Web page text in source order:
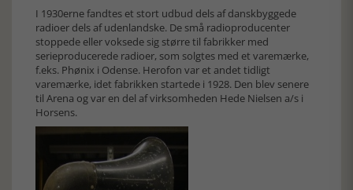
I 1930erne fandtes et stort udbud dels af danskbyggede
radioer dels af udenlandske. De små radioproducenter
stoppede eller voksede sig større til fabrikker med
serieproducerede radioer, som solgtes med et varemærke,
f.eks. Phønix i Odense. Herofon var et andet tidligt
varemærke, idet fabrikken startede i 1928. Den blev senere
til Arena og var en del af virksomheden Hede Nielsen a/s i
Horsens.